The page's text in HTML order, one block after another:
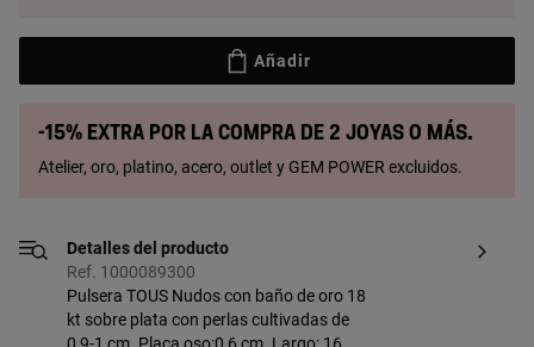
Añadir
-15% extra por la compra de 2 joyas o más.
Atelier, oro, platino, acero, outlet y GEM POWER excluidos.
Detalles del producto
Ref. 1000089300
Pulsera TOUS Nudos con baño de oro 18
kt sobre plata con perlas cultivadas de